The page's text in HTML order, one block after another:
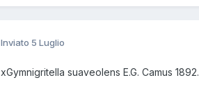
Inviato 5 Luglio
xGymnigritella suaveolens E.G. Camus 1892.